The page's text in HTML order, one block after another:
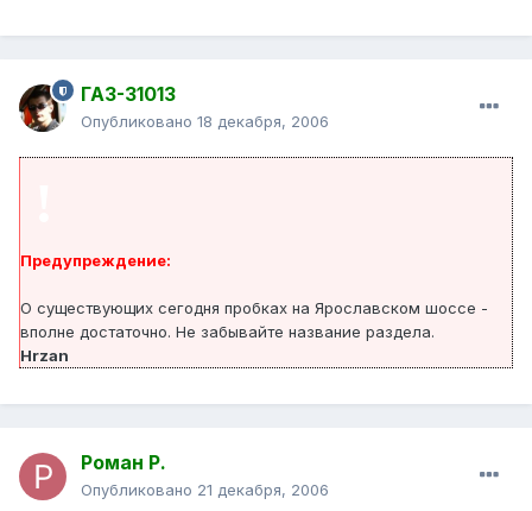
ГАЗ-31013
Опубликовано 18 декабря, 2006
Предупреждение:
О существующих сегодня пробках на Ярославском шоссе -
вполне достаточно. Не забывайте название раздела.
Hrzan
Роман Р.
Опубликовано 21 декабря, 2006